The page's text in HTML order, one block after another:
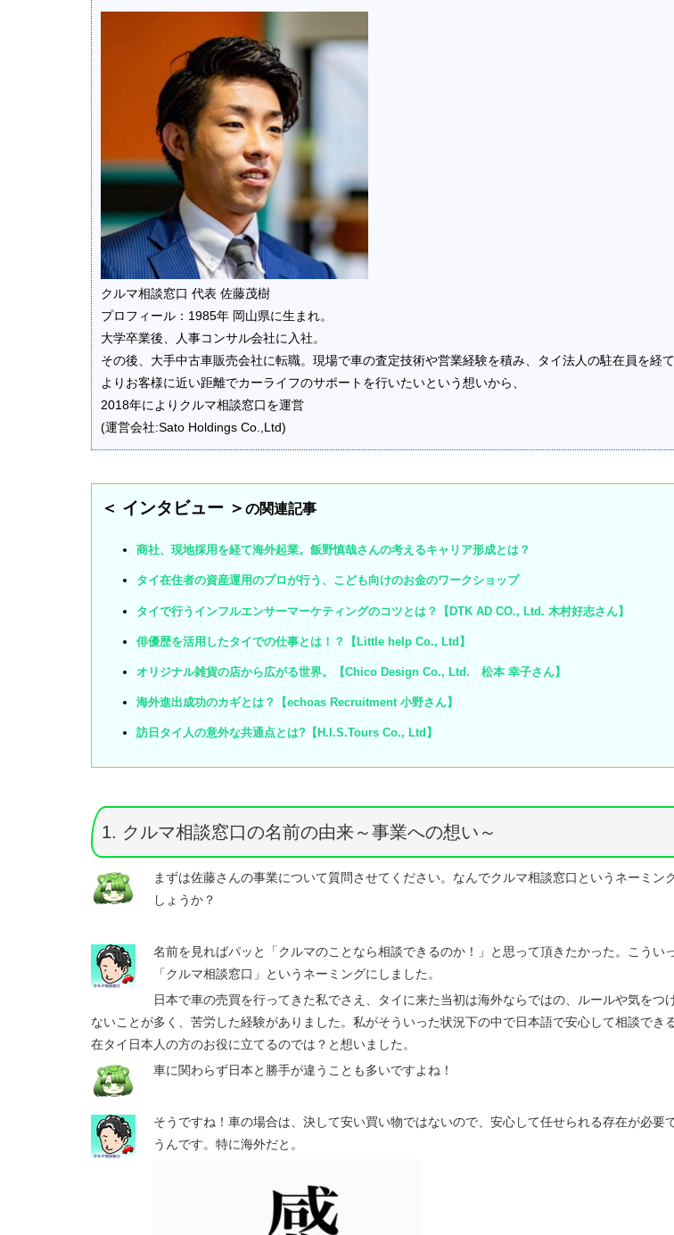
クルマ相談窓口 代表 佐藤茂樹
プロフィール：1985年 岡山県に生まれ。
大学卒業後、人事コンサル会社に入社。
その後、大手中古車販売会社に転職。現場で車の査定技術や営業経験を積み、タイ法人の駐在員を経て
よりお客様に近い距離でカーライフのサポートを行いたいという想いから、
2018年によりクルマ相談窓口を運営
(運営会社:Sato Holdings Co.,Ltd)
＜ インタビュー ＞ の関連記事
商社、現地採用を経て海外起業。飯野慎哉さんの考えるキャリア形成とは？
タイ在住者の資産運用のプロが行う、こども向けのお金のワークショップ
タイで行うインフルエンサーマーケティングのコツとは？【DTK AD CO., Ltd. 木村好志さん】
俳優歴を活用したタイでの仕事とは！？【Little help Co., Ltd】
オリジナル雑貨の店から広がる世界。【Chico Design Co., Ltd. 松本 幸子さん】
海外進出成功のカギとは？【echoas Recruitment 小野さん】
訪日タイ人の意外な共通点とは?【H.I.S.Tours Co., Ltd】
1. クルマ相談窓口の名前の由来～事業への想い～
まずは佐藤さんの事業について質問させてください。なんでクルマ相談窓口というネーミン
しょうか？
名前を見ればパッと「クルマのことなら相談できるのか！」と思って頂きたかった。こうい
「クルマ相談窓口」というネーミングにしました。
日本で車の売買を行ってきた私でさえ、タイに来た当初は海外ならではの、ルールや気をつ
ないことが多く、苦労した経験がありました。私がそういった状況下の中で日本語で安心して相談でき
在タイ日本人の方のお役に立てるのでは？と想いました。
車に関わらず日本と勝手が違うことも多いですよね！
そうですね！車の場合は、決して安い買い物ではないので、安心して任せられる存在が必要
うんです。特に海外だと。